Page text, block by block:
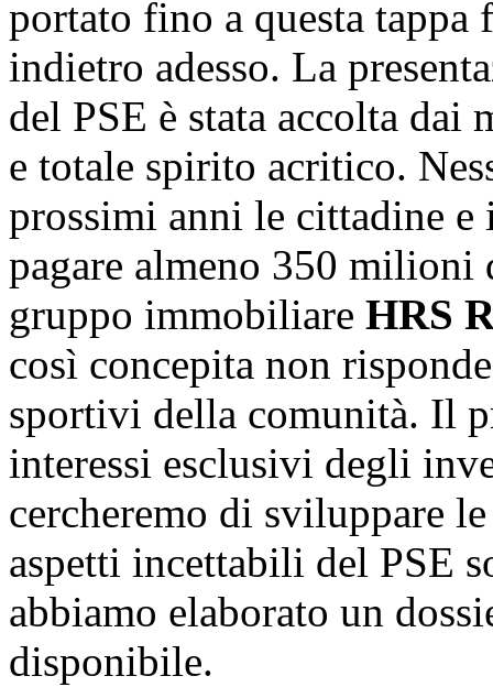
portato fino a questa
indietro adesso. La
del PSE è stata accolta dai
e totale spirito acritico.
prossimi anni le cittadine
pagare almeno 350
gruppo immobiliare HRS
così concepita non
sportivi della comunità. Il
interessi esclusivi degli
cercheremo di sviluppare
aspetti incettabili del PSE
abbiamo elaborato un
disponibile.